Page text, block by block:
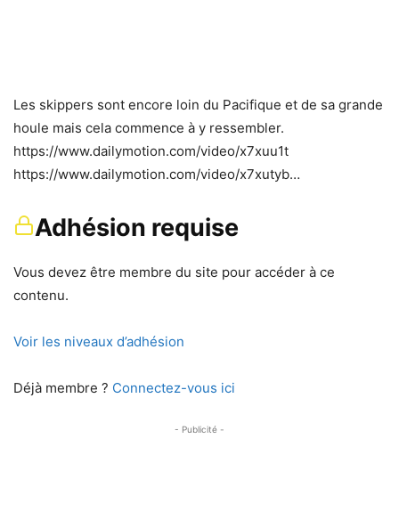
Les skippers sont encore loin du Pacifique et de sa grande
houle mais cela commence à y ressembler.
https://www.dailymotion.com/video/x7xuu1t
https://www.dailymotion.com/video/x7xutyb…
Adhésion requise
Vous devez être membre du site pour accéder à ce
contenu.
Voir les niveaux d’adhésion
Déjà membre ? Connectez-vous ici
- Publicité -